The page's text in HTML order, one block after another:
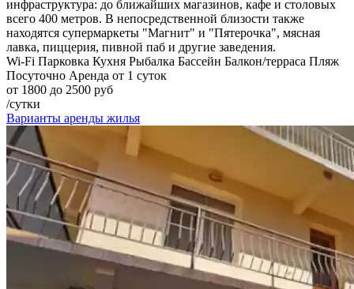
инфраструктура: до ближайших магазинов, кафе и столовых
всего 400 метров. В непосредственной близости также
находятся супермаркеты "Магнит" и "Пятерочка", мясная
лавка, пиццерия, пивной паб и другие заведения.
Wi-Fi Парковка Кухня Рыбалка Бассейн Балкон/терраса Пляж
Посуточно Аренда от 1 суток
от 1800 до 2500 руб
/сутки
Варианты аренды жилья